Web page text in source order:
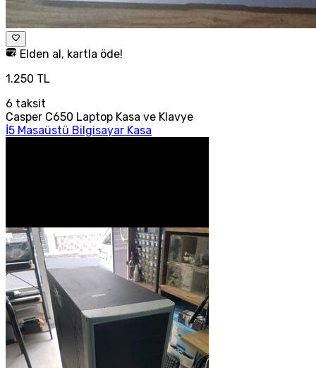
Elden al, kartla öde!
1.250 TL
6 taksit
Casper C650 Laptop Kasa ve Klavye
İ5 Masaüstü Bilgisayar Kasa